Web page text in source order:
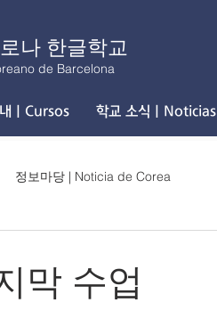
나 한글학교
de Barcelona
| Cursos 학교 소식 | Noticias
정보마당 | Noticia de Corea
막 수업